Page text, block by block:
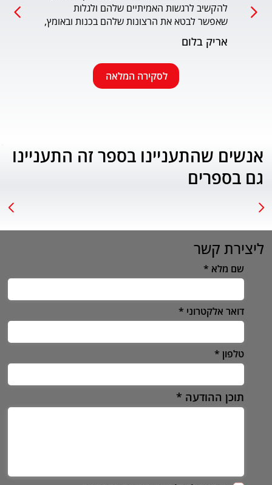
להקשיב לרגשות האמיתיים שלהם ולגלות
ורגשית בגובה העיניים של הילדים. מומלץ בחום.
אריק בלום
לסקירה המלאה
אנשים שהתעניינו בספר זה התעניינו
גם בספרים
ליצירת קשר
שם מלא
דואר אלקטרוני
טלפון
תוכן ההודעה